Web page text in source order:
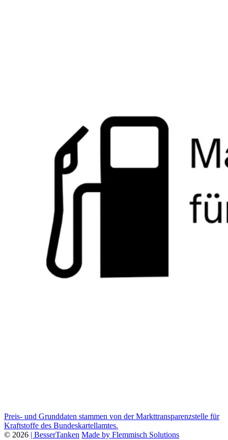
Preis- und Grunddaten stammen von der Markttransparenzstelle für
Kraftstoffe des Bundeskartellamtes.
© 2026 | BesserTanken Made by Flemmisch Solutions